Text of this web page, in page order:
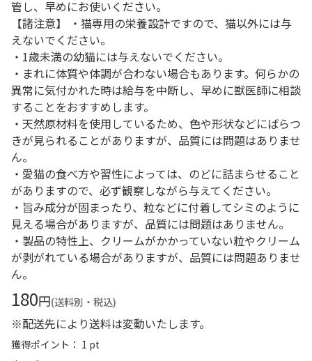
管し、早めにお使いください。
【諸注意】 ・猫専用の栄養設計ですので、猫以外には与
えないでください。
・1歳未満の幼猫には与えないでください。
・まれに体質や体調が合わない場合もあります。何らかの
異常に気付かれた時は給与を中断し、早めに獣医師に相談
することをおすすめします。
・天然原材料を使用しているため、色や形状などにばらつ
きが見られることがありますが、品質には問題はありませ
ん。
・愛猫の食べ方や習性によっては、のどに詰まらせること
がありますので、必ず観察しながら与えてください。
・旨み成分が固まったり、粒などに付着してシミのように
見える場合がありますが、品質には問題はありません。
・製品の特性上、クリームがかかっていない粒やクリーム
が剥がれている場合がありますが、品質には問題ありませ
ん。
180円(送料別・税込)
※配送先により送料は変動いたします。
獲得ポイント： 1 pt